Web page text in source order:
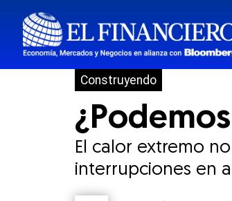
Construyendo
El calor extremo
interrupciones en